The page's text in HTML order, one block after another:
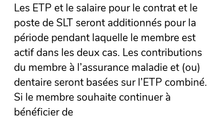
Les ETP et le salaire pour le contrat et le
poste de SLT seront additionnés pour la
période pendant laquelle le membre est
actif dans les deux cas. Les contributions
du membre à l’assurance maladie et (ou)
dentaire seront basées sur l’ETP combiné.
Si le membre souhaite continuer à
bénéficier de